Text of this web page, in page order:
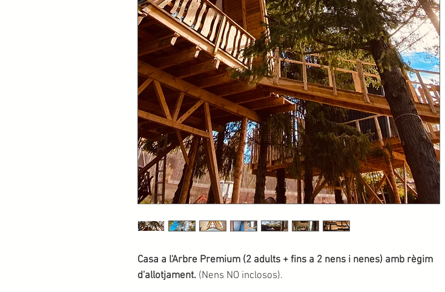
Casa a l'Arbre Premium (2 adults + fins a 2 nens i nenes) amb règim
d'allotjament. (Nens NO inclosos).